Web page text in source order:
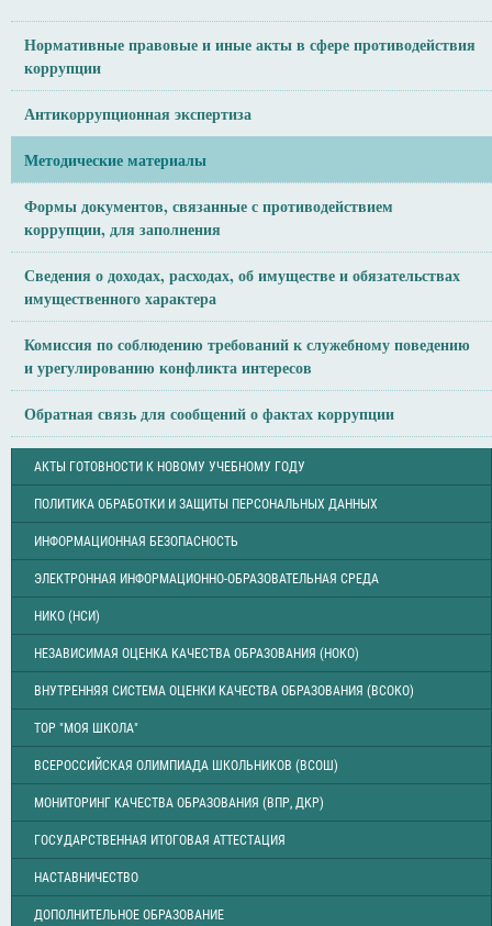
Нормативные правовые и иные акты в сфере противодействия
коррупции
Антикоррупционная экспертиза
Методические материалы
Формы документов, связанные с противодействием
коррупции, для заполнения
Сведения о доходах, расходах, об имуществе и обязательствах
имущественного характера
Комиссия по соблюдению требований к служебному поведению
и урегулированию конфликта интересов
Обратная связь для сообщений о фактах коррупции
АКТЫ ГОТОВНОСТИ К НОВОМУ УЧЕБНОМУ ГОДУ
ПОЛИТИКА ОБРАБОТКИ И ЗАЩИТЫ ПЕРСОНАЛЬНЫХ ДАННЫХ
ИНФОРМАЦИОННАЯ БЕЗОПАСНОСТЬ
ЭЛЕКТРОННАЯ ИНФОРМАЦИОННО-ОБРАЗОВАТЕЛЬНАЯ СРЕДА
НИКО (НСИ)
НЕЗАВИСИМАЯ ОЦЕНКА КАЧЕСТВА ОБРАЗОВАНИЯ (НОКО)
ВНУТРЕННЯЯ СИСТЕМА ОЦЕНКИ КАЧЕСТВА ОБРАЗОВАНИЯ (ВСОКО)
ТОР "МОЯ ШКОЛА"
ВСЕРОССИЙСКАЯ ОЛИМПИАДА ШКОЛЬНИКОВ (ВСОШ)
МОНИТОРИНГ КАЧЕСТВА ОБРАЗОВАНИЯ (ВПР, ДКР)
ГОСУДАРСТВЕННАЯ ИТОГОВАЯ АТТЕСТАЦИЯ
НАСТАВНИЧЕСТВО
ДОПОЛНИТЕЛЬНОЕ ОБРАЗОВАНИЕ